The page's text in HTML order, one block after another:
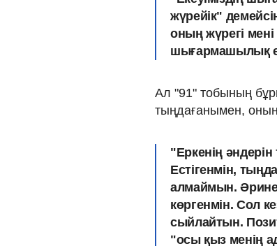
жүрейік"
оның жүрегі
шығармашылық
Ал "91" тобының
тыңдағанымен,
"Еркенің
Естігенмін,
алмаймын.
көргенмін. Сол
сыйлайтын.
"осы қыз менің